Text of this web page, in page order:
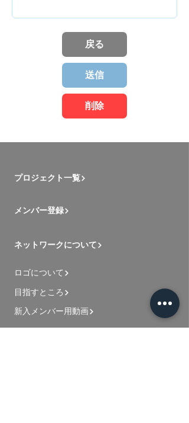
戻る
送信
削除
プロジェクト一覧
メンバー登録
ネットワークについて
ロゴについて
目指すところ
新入メンバー用動画